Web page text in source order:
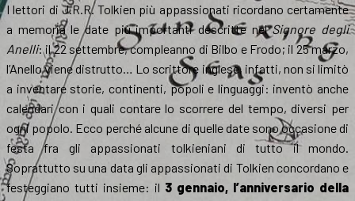
I lettori di J.R.R. Tolkien più appassionati ricordano certamente
a memoria le date più importanti descritte nelSignore degli
Anelli: il 22 settembre, compleanno di Bilbo e Frodo; il 25 marzo,
l’Anello viene distrutto… Lo scrittore inglese, infatti, non si limitò
a inventare storie, continenti, popoli e linguaggi: inventò anche
calendari con i quali contare lo scorrere del tempo, diversi per
ogni popolo. Ecco perché alcune di quelle date sono occasione di
festa fra gli appassionati tolkieniani di tutto il mondo.
Soprattutto su una data gli appassionati di Tolkien concordano e
festeggiano tutti insieme: il 3 gennaio, l’anniversario della